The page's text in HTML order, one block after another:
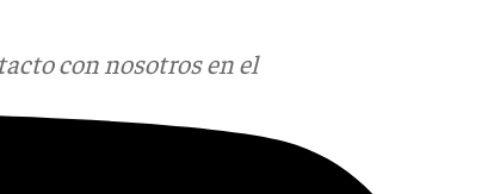
con nosotros en el